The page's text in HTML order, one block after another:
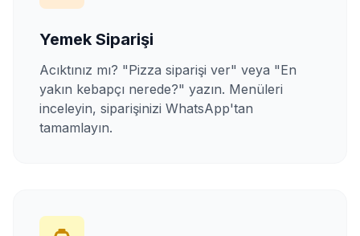
Yemek Siparişi
Acıktınız mı? "Pizza siparişi ver" veya "En
yakın kebapçı nerede?" yazın. Menüleri
inceleyin, siparişinizi WhatsApp'tan
tamamlayın.